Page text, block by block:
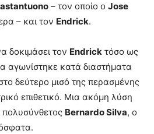
– τον οποίο ο Jose
– και τον Endrick.
δοκιμάσει τον Endrick τόσο ως
αγωνίστηκε κατά διαστήματα
δεύτερο μισό της περασμένης
επιθετικό. Μια ακόμη λύση
πολυσύνθετος Bernardo Silva, ο